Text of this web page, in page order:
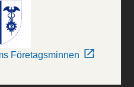
Företagsminnen